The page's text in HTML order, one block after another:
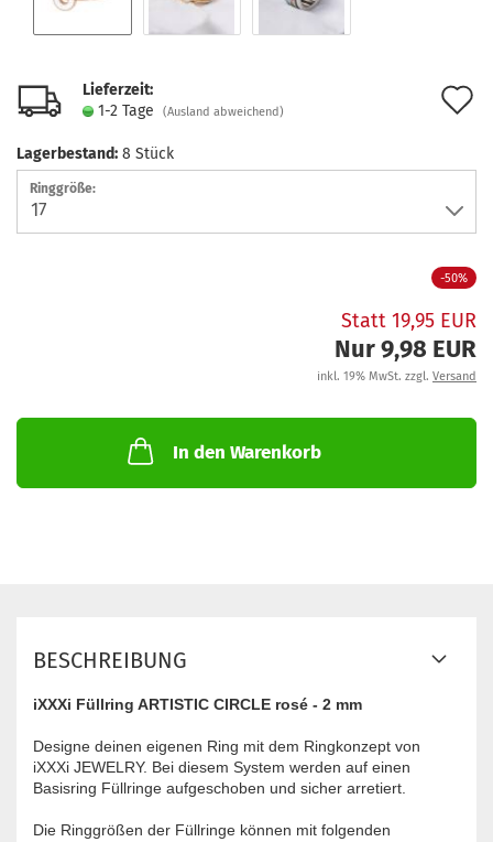
Lieferzeit:
1-2 Tage
(Ausland abweichend)
Lagerbestand: 8 Stück
Ringgröße:
-50%
Statt 19,95 EUR
Nur 9,98 EUR
inkl. 19% MwSt. zzgl. Versand
In den Warenkorb
BESCHREIBUNG
iXXXi Füllring ARTISTIC CIRCLE rosé - 2 mm
Designe deinen eigenen Ring mit dem Ringkonzept von
iXXXi JEWELRY. Bei diesem System werden auf einen
Basisring Füllringe aufgeschoben und sicher arretiert.
Die Ringgrößen der Füllringe können mit folgenden